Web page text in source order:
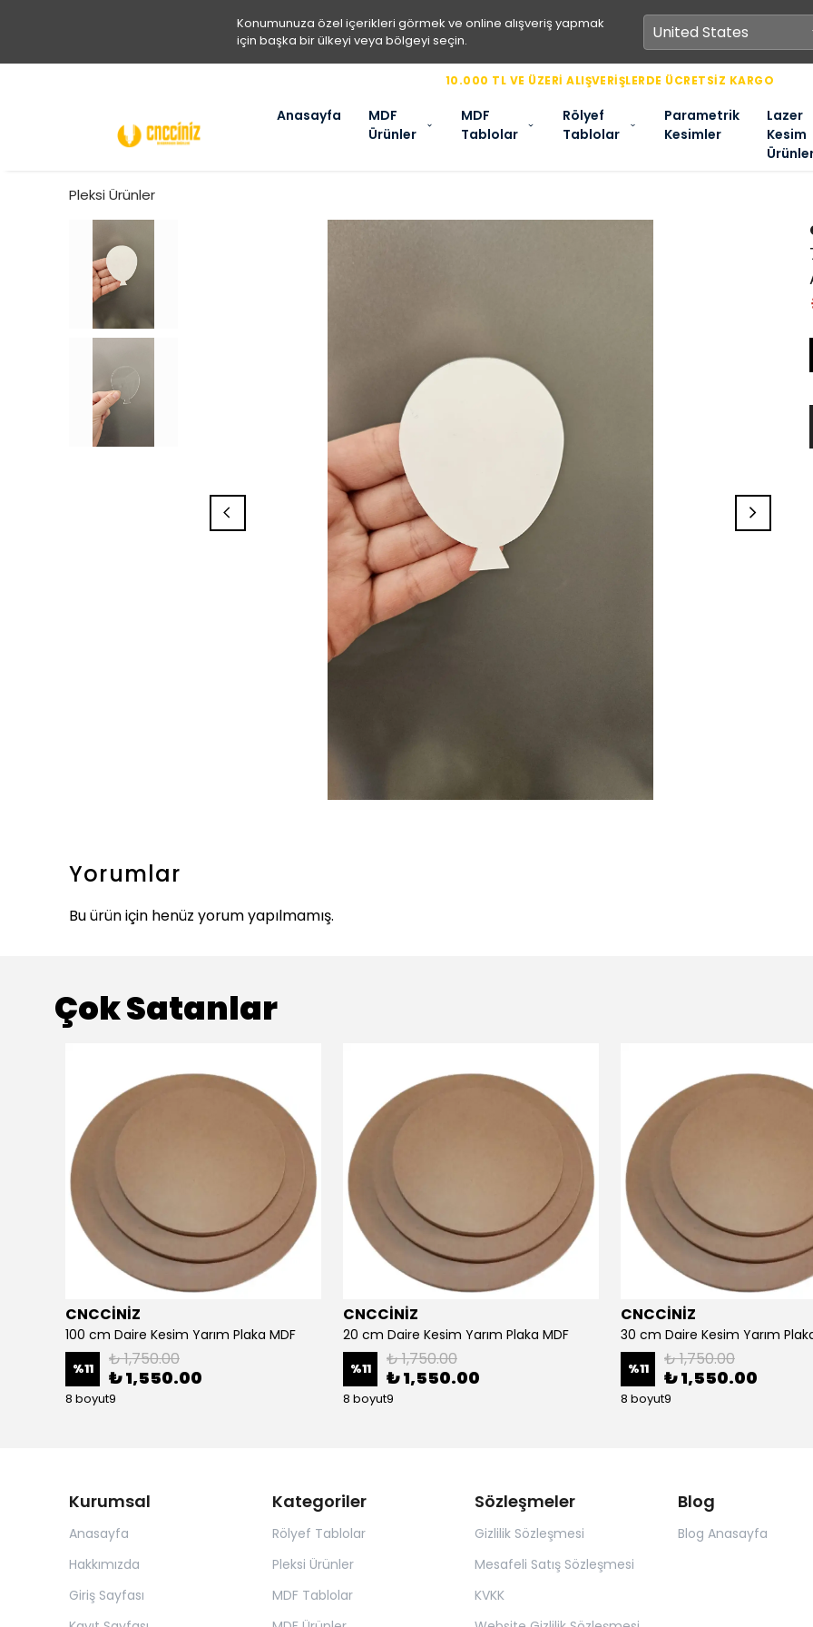
Konumunuza özel içerikleri görmek ve online alışveriş yapmak
için başka bir ülkeyi veya bölgeyi seçin.
10.000 TL VE ÜZERİ ALIŞVERİŞLERDE ÜCRETSİZ KARGO
Anasayfa
MDF
Ürünler
MDF
Tablolar
Rölyef
Tablolar
Parametrik
Kesimler
Lazer
Kesim
Pleksi Ürünler
Yorumlar
Bu ürün için henüz yorum yapılmamış.
Çok Satanlar
CNCCİNİZ
100 cm Daire Kesim Yarım Plaka MDF
%11 ₺ 1,750.00
₺ 1,550.00
8 boyut9
CNCCİNİZ
20 cm Daire Kesim Yarım Plaka MDF
%11 ₺ 1,750.00
₺ 1,550.00
8 boyut9
CNCCİNİZ
30 cm Daire Kesim Yarım
%11 ₺ 1,750.00
₺ 1,550.00
8 boyut9
Kurumsal
Anasayfa
Hakkımızda
Giriş Sayfası
Kategoriler
Rölyef Tablolar
Pleksi Ürünler
MDF Tablolar
Sözleşmeler
Gizlilik Sözleşmesi
Mesafeli Satış Sözleşmesi
KVKK
Blog
Blog Anasayfa